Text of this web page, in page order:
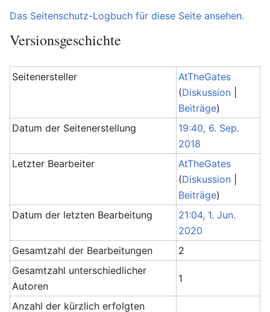
Das Seitenschutz-Logbuch für diese Seite ansehen.
Versionsgeschichte
Seitenersteller
AtTheGates
(Diskussion
Beiträge)
Datum der Seitenerstellung
19:40, 6. Sep.
2018
Letzter Bearbeiter
AtTheGates
(Diskussion
Beiträge)
Datum der letzten Bearbeitung
21:04, 1. Jun.
2020
Gesamtzahl der Bearbeitungen
2
Gesamtzahl unterschiedlicher
Autoren
1
Anzahl der kürzlich erfolgten